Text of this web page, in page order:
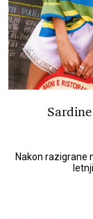
Nakon razigrane